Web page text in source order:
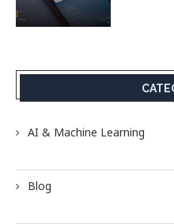
AI & Machine Learning
Blog